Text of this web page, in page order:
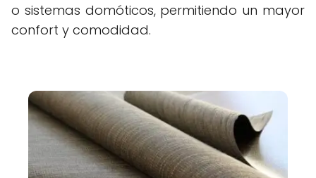
o sistemas domóticos, permitiendo un mayor
confort y comodidad.